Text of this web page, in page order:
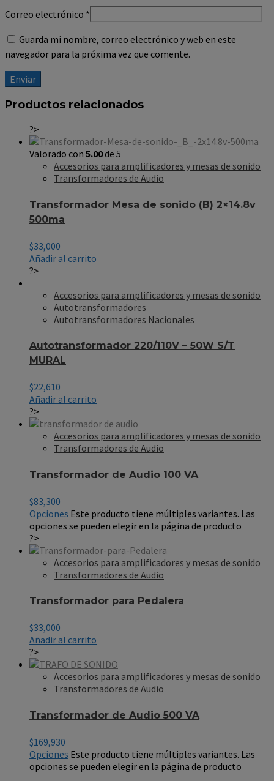
Correo electrónico *
Guarda mi nombre, correo electrónico y web en este
navegador para la próxima vez que comente.
Productos relacionados
?>
Valorado con 5.00de 5
Accesorios para amplificadores y mesas de sonido
Transformadores de Audio
Transformador Mesa de sonido (B) 2×14.8v
500ma
$33,000
Añadir al carrito
?>
Accesorios para amplificadores y mesas de sonido
Autotransformadores
Autotransformadores Nacionales
Autotransformador 220/110V – 50W S/T
MURAL
$22,610
Añadir al carrito
?>
Accesorios para amplificadores y mesas de sonido
Transformadores de Audio
Transformador de Audio 100 VA
$83,300
Opciones Este producto tiene múltiples variantes. Las
opciones se pueden elegir en la página de producto
?>
Accesorios para amplificadores y mesas de sonido
Transformadores de Audio
Transformador para Pedalera
$33,000
Añadir al carrito
?>
Accesorios para amplificadores y mesas de sonido
Transformadores de Audio
Transformador de Audio 500 VA
$169,930
Opciones Este producto tiene múltiples variantes. Las
opciones se pueden elegir en la página de producto